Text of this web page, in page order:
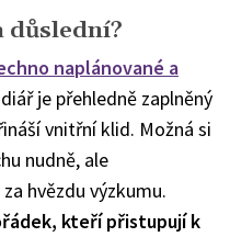
důslední?
naplánované a
je přehledně zaplněný
vnitřní klid. Možná si
nudně, ale
hvězdu výzkumu.
kteří přistupují k